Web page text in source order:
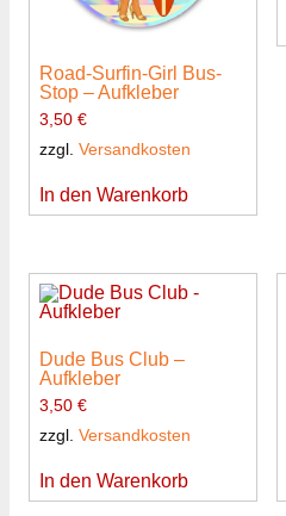
Road-Surfin-Girl Bus-
Stop – Aufkleber
3,50 €
zzgl. Versandkosten
In den Warenkorb
Dude Bus Club –
Aufkleber
3,50 €
zzgl. Versandkosten
In den Warenkorb